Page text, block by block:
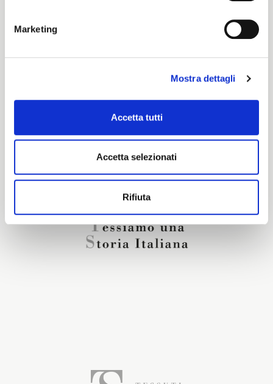
Marketing
Mostra dettagli
Accetta tutti
Accetta selezionati
Rifiuta
Are you interested in this fabric?
CONTACT OUR FINANCIAL ADVISOR